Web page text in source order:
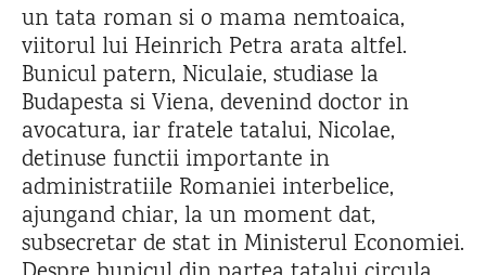
un tata roman si o mama nemtoaica,
viitorul lui Heinrich Petra arata altfel.
Bunicul patern, Niculaie, studiase la
Budapesta si Viena, devenind doctor in
avocatura, iar fratele tatalui, Nicolae,
detinuse functii importante in
administratiile Romaniei interbelice,
ajungand chiar, la un moment dat,
subsecretar de stat in Ministerul Economiei.